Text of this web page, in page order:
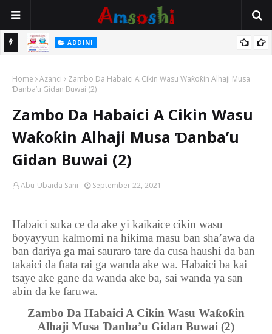
ADDINI
Home Azanci
Zambo Da Habaici A Cikin Wasu Waƙoƙin Alhaji Musa
Ɗanba’u Gidan Buwai (2)
Zambo Da Habaici A Cikin Wasu
Waƙoƙin Alhaji Musa Ɗanba’u
Gidan Buwai (2)
Abu-Ubaida Sani September 22, 2021
Habaici suka ce da ake yi kaikaice cikin wasu
ɓoyayyun kalmomi na hikima masu ban sha’awa da
ban dariya ga mai sauraro tare da cusa haushi da ban
takaici da ɓata rai ga wanda ake wa. Habaici ba kai
tsaye ake gane da wanda ake ba, sai wanda ya san
abin da ke faruwa.
Zambo Da Habaici A Cikin Wasu Waƙoƙin
Alhaji Musa Ɗanba’u Gidan Buwai (2)